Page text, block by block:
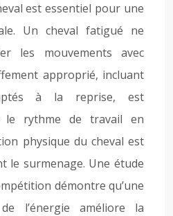
est essentiel pour une
Un cheval fatigué ne
les mouvements avec
approprié, incluant
à la reprise, est
le rythme de travail en
physique du cheval est
le surmenage. Une étude
démontre qu’une
l’énergie améliore la